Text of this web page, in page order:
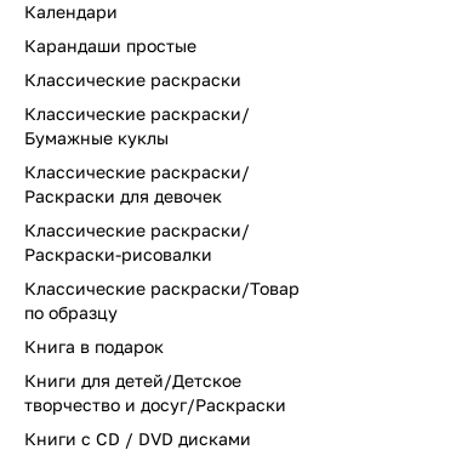
Календари
Карандаши простые
Классические раскраски
Классические раскраски/
Бумажные куклы
Классические раскраски/
Раскраски для девочек
Классические раскраски/
Раскраски-рисовалки
Классические раскраски/Товар
по образцу
Книга в подарок
Книги для детей/Детское
творчество и досуг/Раскраски
Книги с CD / DVD дисками